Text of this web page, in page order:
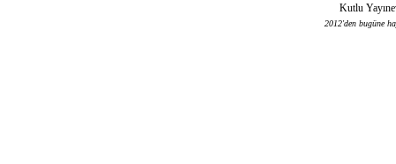
Kutlu
2012'den bugüne